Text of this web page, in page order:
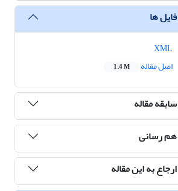
فایل ها
اصل مقاله
1.4 M
سابقه مقاله
هم رسانی
ارجاع به این مقاله